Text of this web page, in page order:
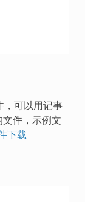
，可以用记事
件，示例文
下载